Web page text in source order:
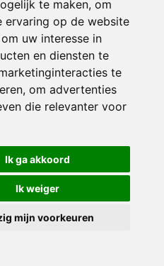
te maken, om
ervaring op de website
om uw interesse in
en diensten te
te
, om advertenties
die relevanter voor
Ik ga akkoord
Ik weiger
mijn voorkeuren
344 342
09.00 - 16.30 uur
- 14.30 uur
gesloten